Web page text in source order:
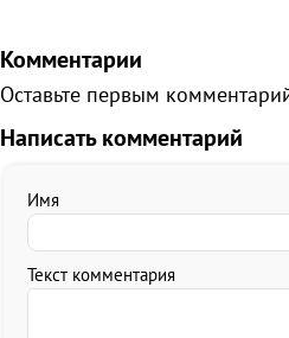
Комментарии
Оставьте первым
Написать комментарий
Имя
Текст комментария